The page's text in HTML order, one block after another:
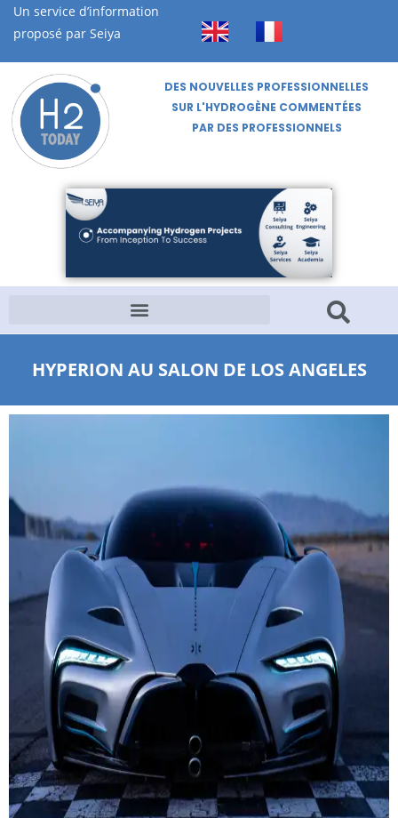
Un service d’information
proposé par Seiya
DES NOUVELLES PROFESSIONNELLES
SUR L'HYDROGÈNE COMMENTÉES
PAR DES PROFESSIONNELS
HYPERION AU SALON DE LOS ANGELES